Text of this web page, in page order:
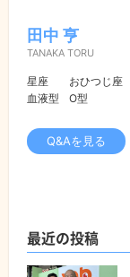
田中 亨
TANAKA TORU
星座
おひつじ座
血液型
O型
Q&Aを見る
最近の投稿